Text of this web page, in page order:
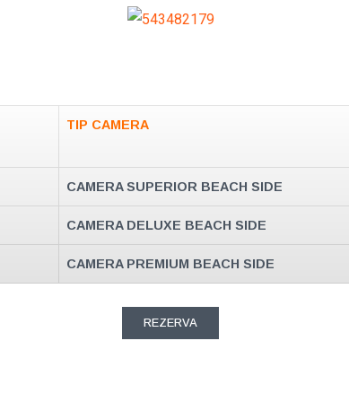
TIP CAMERA
CAMERA SUPERIOR BEACH SIDE
CAMERA DELUXE BEACH SIDE
CAMERA PREMIUM BEACH SIDE
REZERVA